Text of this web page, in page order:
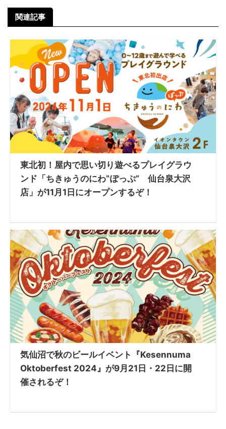
関連記事
東北初！屋内で思い切り遊べるプレイグラウ
ンド「ちきゅうのにわ‟ぽっぷ” 仙台泉大沢
店」が11月1日にオープンするぞ！
気仙沼で秋のビールイベント『Kesennuma
Oktoberfest 2024』が9月21日・22日に開
催されるぞ！